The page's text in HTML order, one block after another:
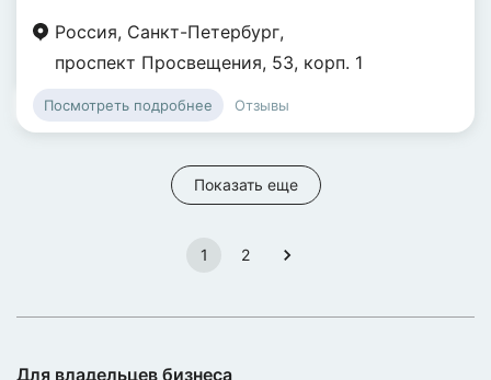
Россия, Санкт-Петербург,
проспект Просвещения, 53, корп. 1
Посмотреть подробнее Отзывы
Показать еще
1 2
Для владельцев бизнеса